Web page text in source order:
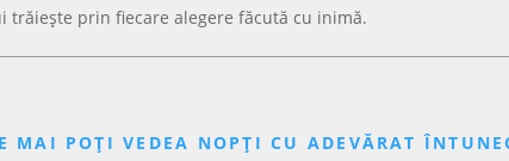
trăiește prin fiecare alegere făcută cu inimă.
MAI POȚI VEDEA NOPȚI CU ADEVĂRAT